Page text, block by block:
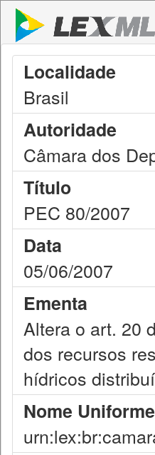
Localidade
Brasil
Autoridade
Câmara dos
Título
PEC 80/2007
Data
05/06/2007
Ementa
Altera o art. 20
dos recursos
hídricos
Nome Uniforme